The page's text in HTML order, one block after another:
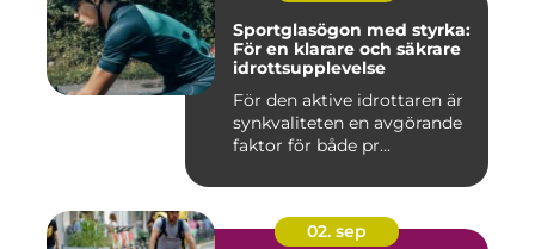
Sportglasögon med styrka:
För en klarare och säkrare
idrottsupplevelse
För den aktive idrottaren är
synkvaliteten en avgörande
faktor för både pr...
02. sep